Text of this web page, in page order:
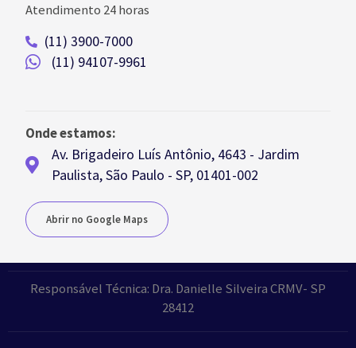
Atendimento 24 horas
(11) 3900-7000
(11) 94107-9961
Onde estamos:
Av. Brigadeiro Luís Antônio, 4643 - Jardim
Paulista, São Paulo - SP, 01401-002
Abrir no Google Maps
Responsável Técnica: Dra. Danielle Silveira CRMV- SP
28412